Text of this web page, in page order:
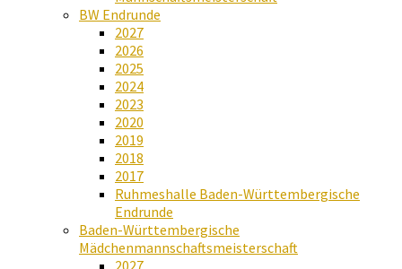
BW Endrunde
2027
2026
2025
2024
2023
2020
2019
2018
2017
Ruhmeshalle Baden-Württembergische
Endrunde
Baden-Württembergische
Mädchenmannschaftsmeisterschaft
2027